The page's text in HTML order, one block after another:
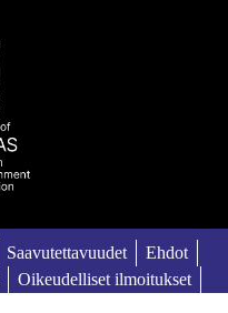
Saavutettavuudet
Ehdot
Oikeudelliset ilmoitukset